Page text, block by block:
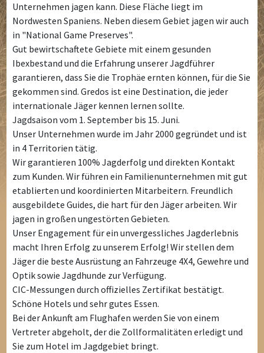
Unternehmen jagen kann. Diese Fläche liegt im
Nordwesten Spaniens. Neben diesem Gebiet jagen wir auch
in "National Game Preserves".
Gut bewirtschaftete Gebiete mit einem gesunden
Ibexbestand und die Erfahrung unserer Jagdführer
garantieren, dass Sie die Trophäe ernten können, für die Sie
gekommen sind. Gredos ist eine Destination, die jeder
internationale Jäger kennen lernen sollte.
Jagdsaison vom 1. September bis 15. Juni.
Unser Unternehmen wurde im Jahr 2000 gegründet und ist
in 4 Territorien tätig.
Wir garantieren 100% Jagderfolg und direkten Kontakt
zum Kunden. Wir führen ein Familienunternehmen mit gut
etablierten und koordinierten Mitarbeitern. Freundlich
ausgebildete Guides, die hart für den Jäger arbeiten. Wir
jagen in großen ungestörten Gebieten.
Unser Engagement für ein unvergessliches Jagderlebnis
macht Ihren Erfolg zu unserem Erfolg! Wir stellen dem
Jäger die beste Ausrüstung an Fahrzeuge 4X4, Gewehre und
Optik sowie Jagdhunde zur Verfügung.
CIC-Messungen durch offizielles Zertifikat bestätigt.
Schöne Hotels und sehr gutes Essen.
Bei der Ankunft am Flughafen werden Sie von einem
Vertreter abgeholt, der die Zollformalitäten erledigt und
Sie zum Hotel im Jagdgebiet bringt.